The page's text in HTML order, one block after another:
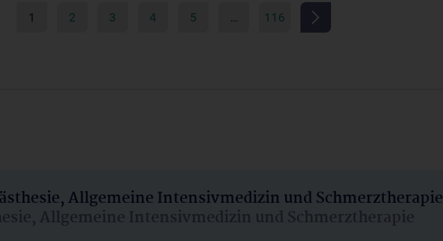
1 2 3 4 5 … 116
Allgemeine Intensivmedizin und Schmerztherapie
Allgemeine Intensivmedizin und Schmerztherapie